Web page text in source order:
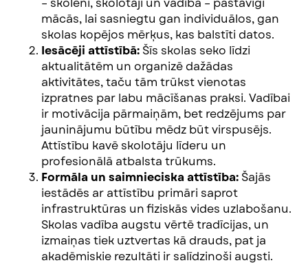
mācās, lai sasniegtu gan individuālos, gan
skolas kopējos mērķus, kas balstīti datos.
Iesācēji attīstībā: Šīs skolas seko līdzi
aktualitātēm un organizē dažādas
aktivitātes, taču tām trūkst vienotas
izpratnes par labu mācīšanas praksi. Vadībai
ir motivācija pārmaiņām, bet redzējums par
jauninājumu būtību mēdz būt virspusējs.
Attīstību kavē skolotāju līderu un
profesionālā atbalsta trūkums.
Formāla un saimnieciska attīstība: Šajās
iestādēs ar attīstību primāri saprot
infrastruktūras un fiziskās vides uzlabošanu.
Skolas vadība augstu vērtē tradīcijas, un
izmaiņas tiek uztvertas kā drauds, pat ja
akadēmiskie rezultāti ir salīdzinoši augsti.